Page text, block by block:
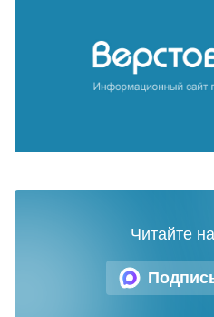
Читайте